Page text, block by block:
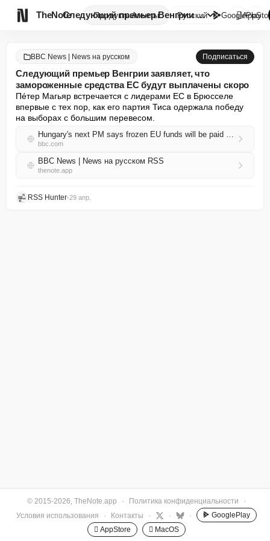
TheNote ПродуктыАгенты Следующий премьер Венгрии заяв...
Русский GooglePlay

BBC News | News на русском Подписаться
Следующий премьер Венгрии заявляет, что
замороженные средства ЕС будут выплачены скоро
Пéтер Магьяр встречается с лидерами ЕС в Брюсселе
впервые с тех пор, как его партия Тиса одержала победу
на выборах с большим перевесом.
Hungary's next PM says frozen EU funds will be paid out soon
bbc.com
BBC News | News на русском RSS
thenote.app
RSS Hunter•29 апр.
© 2015-2026, TheNote.app · Политика конфиденциальности
·
Условия использования
· Контакты · · ·
GooglePlay
 AppStore
 MacOS